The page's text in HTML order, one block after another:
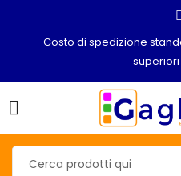
Costo di spedizione